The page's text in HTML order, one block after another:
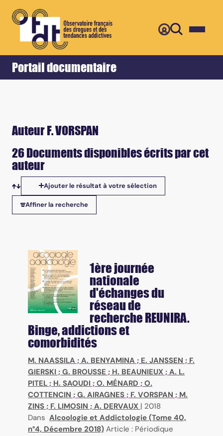
Portail documentaire
Accueil Retour
Auteur F. VORSPAN
26 Documents disponibles écrits par cet
auteur
Tris disponibles
Ajouter le résultat à votre sélection
Affiner la recherche
1ère journée
nationale
d'échanges du
réseau de
recherche REUNIRA.
Binge, addictions et
comorbidités
M. NAASSILA ; A. BENYAMINA ; E. JANSSEN ; F.
GIERSKI ; G. BROUSSE ; H. BEAUNIEUX ; A. L.
PITEL ; H. SAOUDI ; O. MÉNARD ; O.
COTTENCIN ; G. AIRAGNES ; F. VORSPAN ; M.
ZINS ; F. LIMOSIN ; A. DERVAUX | 2018
Dans Alcoologie et Addictologie (Tome 40,
n°4, Décembre 2018) Article : Périodique